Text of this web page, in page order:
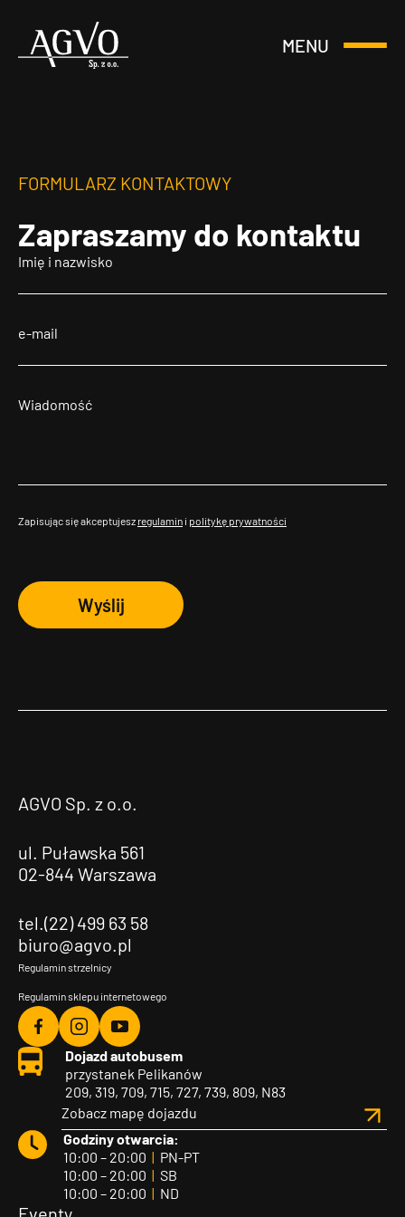
Header
MENU
Otwórz
FORMULARZ KONTAKTOWY
Zapraszamy do kontaktu
Zapisując się akceptujesz regulamin i politykę prywatności
Wyślij
AGVO Sp. z o.o.
ul. Puławska 561
02-844 Warszawa
tel.(22) 499 63 58
biuro@agvo.pl
Regulamin strzelnicy
Regulamin sklepu internetowego
Agvo
Facebook
Agvo
Instagram
Agvo
YouTube
Dojazd autobusem
przystanek Pelikanów
209, 319, 709, 715, 727, 739, 809, N83
Zobacz mapę dojazdu
Godziny otwarcia:
10:00 – 20:00 | PN-PT
10:00 – 20:00 | SB
10:00 – 20:00 | ND